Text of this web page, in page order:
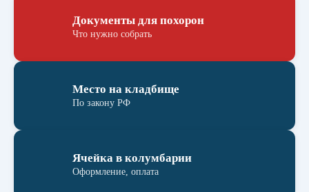
Документы для похорон
Что нужно собрать
Место на кладбище
По закону РФ
Ячейка в колумбарии
Оформление, оплата